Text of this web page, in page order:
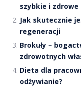
szybkie i zdrowe
Jak skutecznie
regeneracji
Brokuły –
zdrowotnych
Dieta dla
odżywianie?